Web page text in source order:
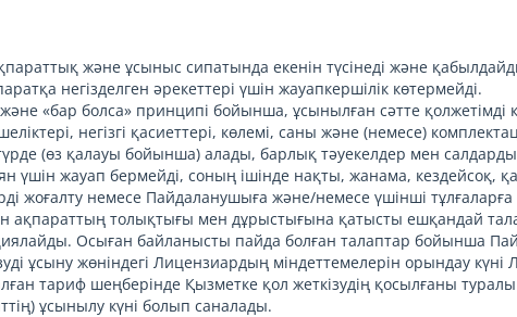
және ұсыныс сипатында екенін түсінеді және
негізделген әрекеттері үшін жауапкершілік көтермейді.
«бар болса» принципі бойынша, ұсынылған сәтте қолжетімді
негізгі қасиеттері, көлемі, саны және (немесе)
(өз қалауы бойынша) алады, барлық тәуекелдер мен салдарды
үшін жауап бермейді, соның ішінде нақты, жанама, кездейсоқ,
жоғалту немесе Пайдаланушыға және/немесе үшінші тұлғаларға
ақпараттың толықтығы мен дұрыстығына қатысты ешқандай
Осыған байланысты пайда болған талаптар бойынша
ұсыну жөніндегі Лицензиардың міндеттемелерін орындау
тариф шеңберінде Қызметке қол жеткізудің қосылғаны
ұсынылу күні болып саналады.